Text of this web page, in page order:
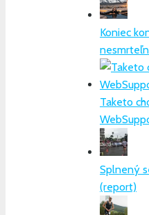
Koniec
Taketo
Splnený
(report)